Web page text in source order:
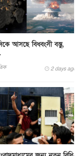
আসছে বিধ্বংসী বস্তু,
2 days ago